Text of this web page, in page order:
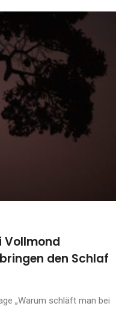
Vollmond
den Schlaf
„Warum schläft man bei